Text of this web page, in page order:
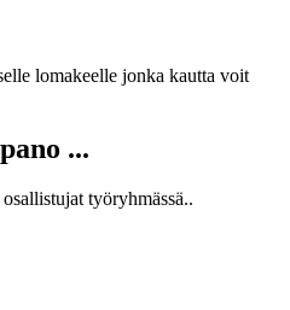
lomakeelle jonka kautta voit
...
työryhmässä..